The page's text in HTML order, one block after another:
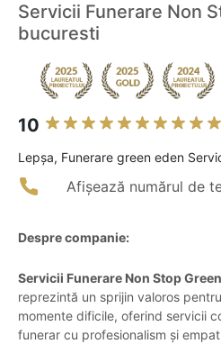
Servicii Funerare Non
bucuresti
10
Lepşa, Funerare green eden
Afișează numărul de
Despre companie:
Servicii Funerare Non Stop
reprezintă un sprijin valoros
momente dificile, oferind servicii
funerar cu profesionalism și